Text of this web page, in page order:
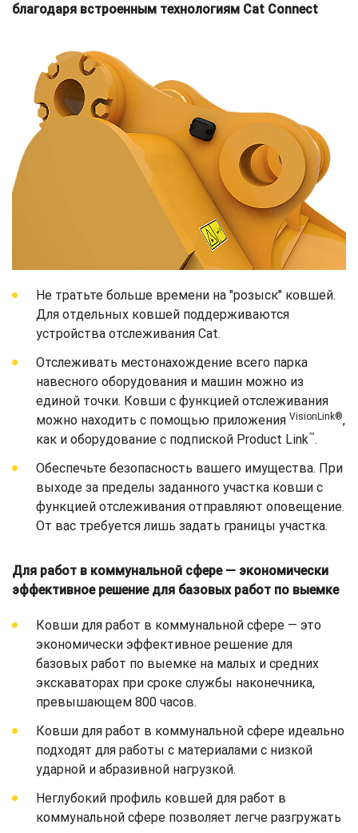
благодаря встроенным технологиям Cat Connect
Не тратьте больше времени на "розыск" ковшей.
Для отдельных ковшей поддерживаются
устройства отслеживания Cat.
Отслеживать местонахождение всего парка
навесного оборудования и машин можно из
единой точки. Ковши с функцией отслеживания
можно находить с помощью приложения VisionLink®,
как и оборудование с подпиской Product Link™.
Обеспечьте безопасность вашего имущества. При
выходе за пределы заданного участка ковши с
функцией отслеживания отправляют оповещение.
От вас требуется лишь задать границы участка.
Для работ в коммунальной сфере — экономически
эффективное решение для базовых работ по выемке
Ковши для работ в коммунальной сфере — это
экономически эффективное решение для
базовых работ по выемке на малых и средних
экскаваторах при сроке службы наконечника,
превышающем 800 часов.
Ковши для работ в коммунальной сфере идеально
подходят для работы с материалами с низкой
ударной и абразивной нагрузкой.
Неглубокий профиль ковшей для работ в
коммунальной сфере позволяет легче разгружать